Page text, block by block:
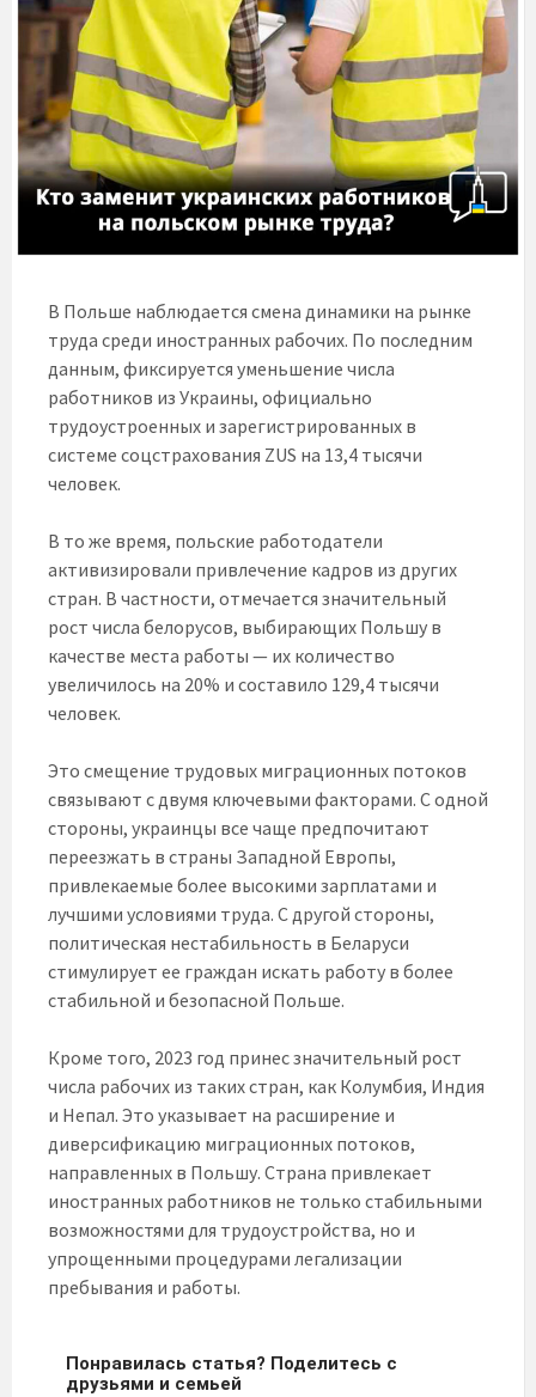
В Польше наблюдается смена динамики на рынке
труда среди иностранных рабочих. По последним
данным, фиксируется уменьшение числа
работников из Украины, официально
трудоустроенных и зарегистрированных в
системе соцстрахования ZUS на 13,4 тысячи
человек.
В то же время, польские работодатели
активизировали привлечение кадров из других
стран. В частности, отмечается значительный
рост числа белорусов, выбирающих Польшу в
качестве места работы — их количество
увеличилось на 20% и составило 129,4 тысячи
человек.
Это смещение трудовых миграционных потоков
связывают с двумя ключевыми факторами. С одной
стороны, украинцы все чаще предпочитают
переезжать в страны Западной Европы,
привлекаемые более высокими зарплатами и
лучшими условиями труда. С другой стороны,
политическая нестабильность в Беларуси
стимулирует ее граждан искать работу в более
стабильной и безопасной Польше.
Кроме того, 2023 год принес значительный рост
числа рабочих из таких стран, как Колумбия, Индия
и Непал. Это указывает на расширение и
диверсификацию миграционных потоков,
направленных в Польшу. Страна привлекает
иностранных работников не только стабильными
возможностями для трудоустройства, но и
упрощенными процедурами легализации
пребывания и работы.
Понравилась статья? Поделитесь с
друзьями и семьей